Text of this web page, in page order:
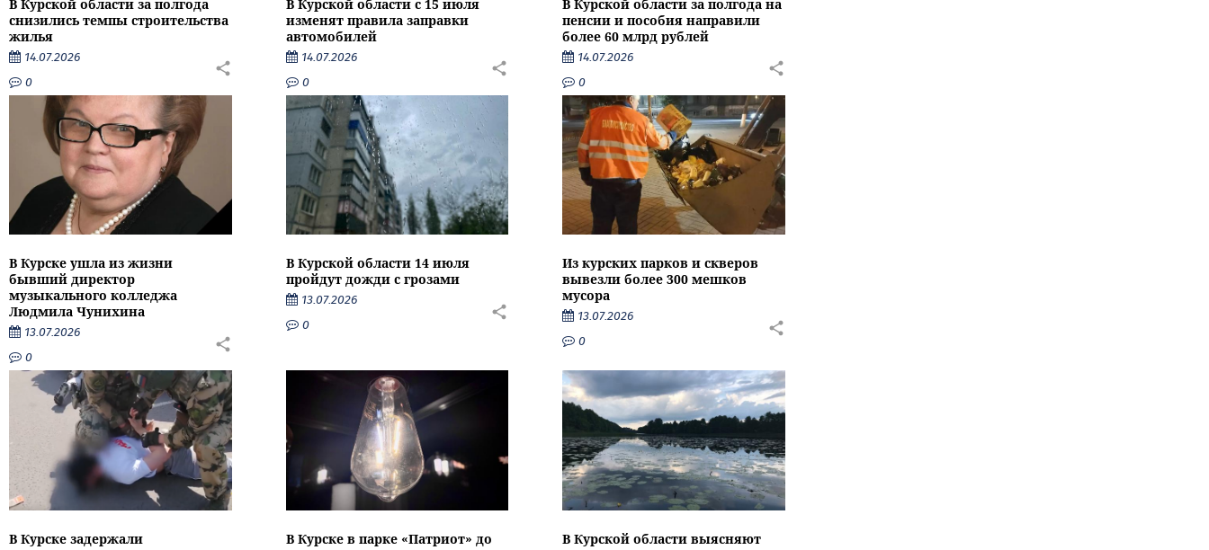
В Курской области за полгода
снизились темпы строительства
жилья
14.07.2026
0
В Курской области с 15 июля
изменят правила заправки
автомобилей
14.07.2026
0
В Курской области за полгода на
пенсии и пособия направили
более 60 млрд рублей
14.07.2026
0
В Курске ушла из жизни
бывший директор
музыкального колледжа
Людмила Чунихина
13.07.2026
0
В Курской области 14 июля
пройдут дожди с грозами
13.07.2026
0
Из курских парков и скверов
вывезли более 300 мешков
мусора
13.07.2026
0
В Курске задержали
В Курске в парке «Патриот» до
В Курской области выясняют